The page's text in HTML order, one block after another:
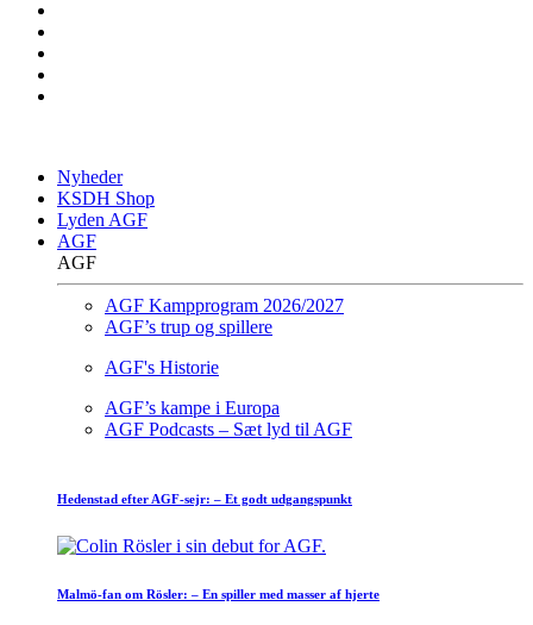
Nyheder
KSDH Shop
Lyden AGF
AGF
AGF
AGF Kampprogram 2026/2027
AGF’s trup og spillere
AGF's Historie
AGF’s kampe i Europa
AGF Podcasts – Sæt lyd til AGF
Hedenstad efter AGF-sejr: – Et godt udgangspunkt
Malmö-fan om Rösler: – En spiller med masser af hjerte